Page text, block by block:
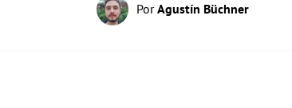
PorAgustín Büchner